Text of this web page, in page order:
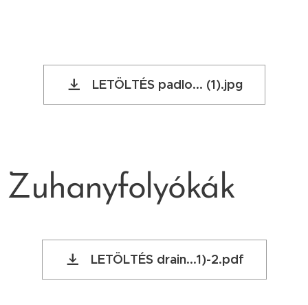
LETÖLTÉS padlo... (1).jpg
Zuhanyfolyókák
LETÖLTÉS drain...1)-2.pdf